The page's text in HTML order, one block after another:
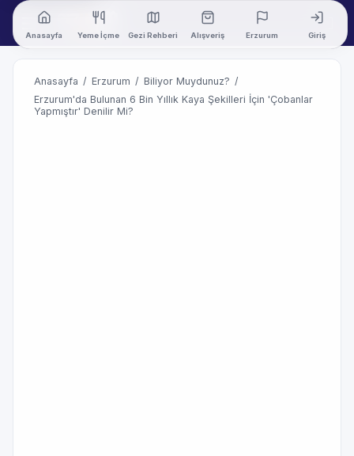
Anasayfa Yeme İçme Gezi Rehberi Alışveriş Erzurum Giriş
Anasayfa / Erzurum / Biliyor Muydunuz? /
Erzurum'da Bulunan 6 Bin Yıllık Kaya Şekilleri İçin 'Çobanlar
Yapmıştır' Denilir Mi?